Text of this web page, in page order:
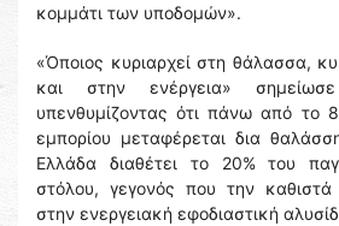
κομμάτι των υποδομών».
«Όποιος κυριαρχεί στη θάλασσα,
και στην ενέργεια»
υπενθυμίζοντας ότι πάνω από το
εμπορίου μεταφέρεται δια
Ελλάδα διαθέτει το 20% του
στόλου, γεγονός που την καθιστά
στην ενεργειακή εφοδιαστική